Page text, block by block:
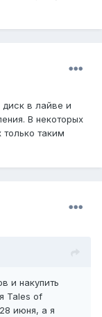
в лайве и
В некоторых
таким
и накупить
Tales of
июня, а я